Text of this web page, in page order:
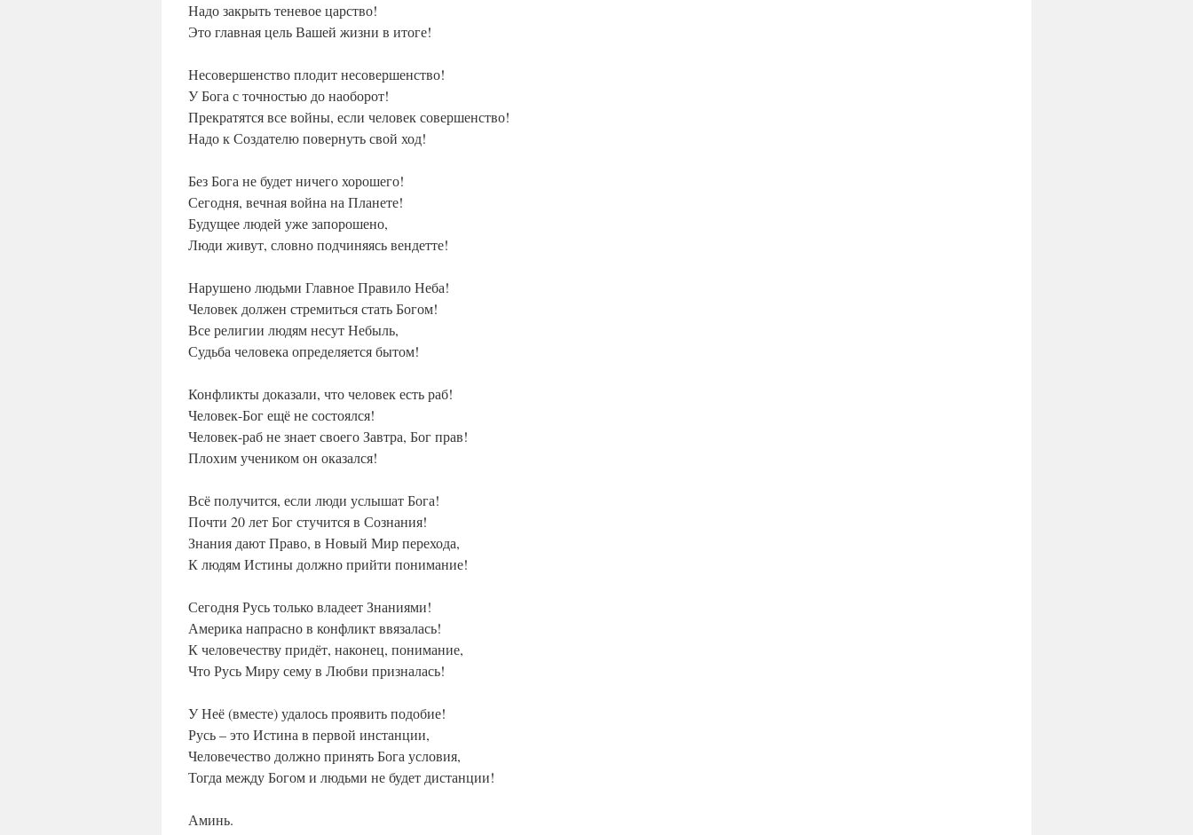
Надо закрыть теневое царство!
Это главная цель Вашей жизни в итоге!
Несовершенство плодит несовершенство!
У Бога с точностью до наоборот!
Прекратятся все войны, если человек совершенство!
Надо к Создателю повернуть свой ход!
Без Бога не будет ничего хорошего!
Сегодня, вечная война на Планете!
Будущее людей уже запорошено,
Люди живут, словно подчиняясь вендетте!
Нарушено людьми Главное Правило Неба!
Человек должен стремиться стать Богом!
Все религии людям несут Небыль,
Судьба человека определяется бытом!
Конфликты доказали, что человек есть раб!
Человек-Бог ещё не состоялся!
Человек-раб не знает своего Завтра, Бог прав!
Плохим учеником он оказался!
Всё получится, если люди услышат Бога!
Почти 20 лет Бог стучится в Сознания!
Знания дают Право, в Новый Мир перехода,
К людям Истины должно прийти понимание!
Сегодня Русь только владеет Знаниями!
Америка напрасно в конфликт ввязалась!
К человечеству придёт, наконец, понимание,
Что Русь Миру сему в Любви призналась!
У Неё (вместе) удалось проявить подобие!
Русь – это Истина в первой инстанции,
Человечество должно принять Бога условия,
Тогда между Богом и людьми не будет дистанции!
Аминь.